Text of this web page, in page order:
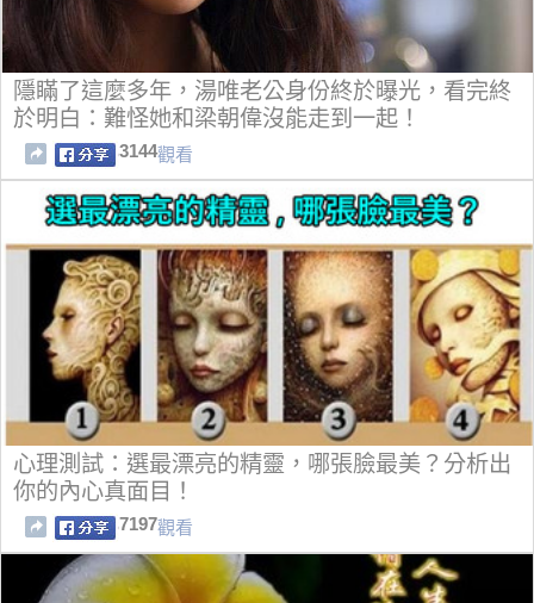
隱瞞了這麼多年，湯唯老公身份終於曝光，看完終
於明白：難怪她和梁朝偉沒能走到一起！
3144觀看
心理測試：選最漂亮的精靈，哪張臉最美？分析出
你的內心真面目！
7197觀看